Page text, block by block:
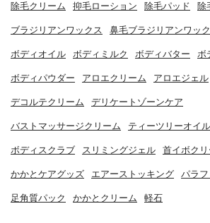
除毛クリーム 抑毛ローション 除毛パッド 除
ブラジリアンワックス 鼻毛ブラジリアンワッ
ボディオイル ボディミルク ボディバター ボ
ボディパウダー アロエクリーム アロエジェル
デコルテクリーム デリケートゾーンケア
バストマッサージクリーム ティーツリーオイル
ボディスクラブ スリミングジェル 首イボクリ
かかとケアグッズ エアーストッキング パラ
足角質パック かかとクリーム 軽石